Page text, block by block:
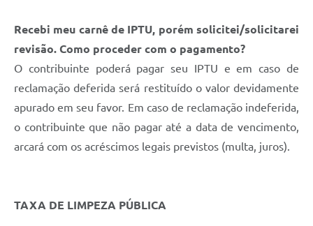
Recebi meu carnê de IPTU, porém solicitei/solicitarei
revisão. Como proceder com o pagamento?
O contribuinte poderá pagar seu IPTU e em caso de
reclamação deferida será restituído o valor devidamente
apurado em seu favor. Em caso de reclamação indeferida,
o contribuinte que não pagar até a data de vencimento,
arcará com os acréscimos legais previstos (multa, juros).
TAXA DE LIMPEZA PÚBLICA